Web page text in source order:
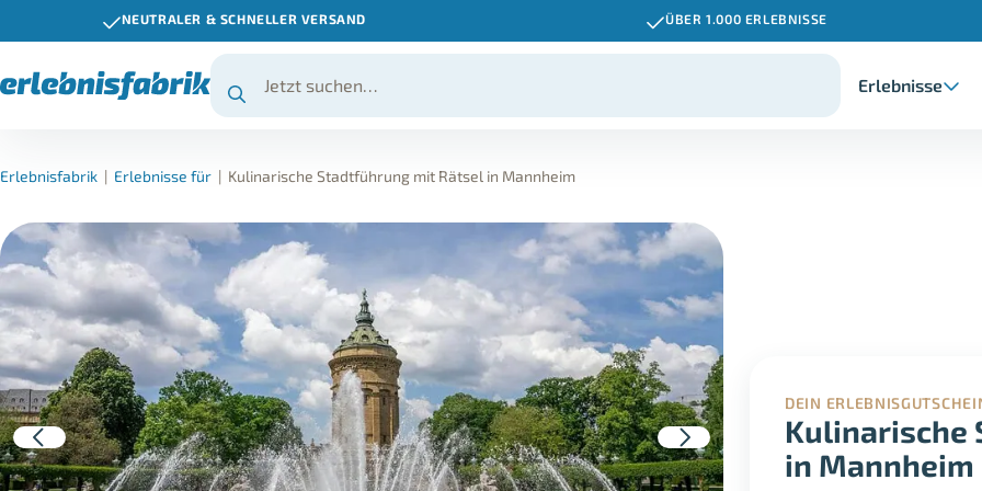
NEUTRALER & SCHNELLER VERSAND ÜBER 1.000 ERLEBNISSE
Erlebnisse
Erlebnisfabrik | Erlebnisse für | Kulinarische Stadtführung mit Rätsel in Mannheim
DEIN
Kulinarische
in Mannheim